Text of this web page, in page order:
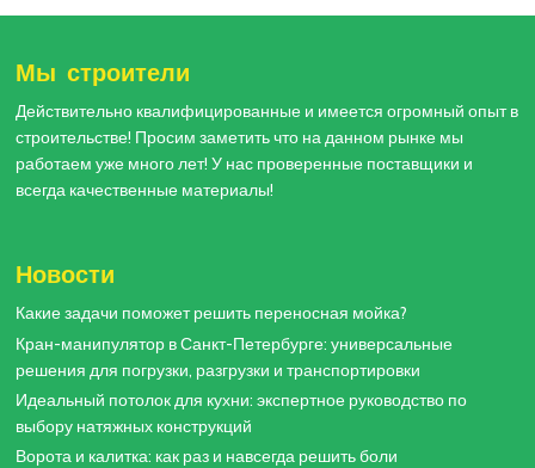
Мы строители
Действительно квалифицированные и имеется огромный опыт в
строительстве! Просим заметить что на данном рынке мы
работаем уже много лет! У нас проверенные поставщики и
всегда качественные материалы!
Новости
Какие задачи поможет решить переносная мойка?
Кран-манипулятор в Санкт-Петербурге: универсальные
решения для погрузки, разгрузки и транспортировки
Идеальный потолок для кухни: экспертное руководство по
выбору натяжных конструкций
Ворота и калитка: как раз и навсегда решить боли